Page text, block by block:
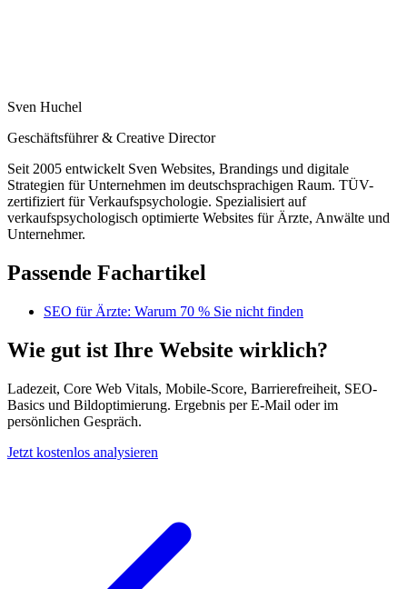
Sven Huchel
Geschäftsführer & Creative Director
Seit 2005 entwickelt Sven Websites, Brandings und digitale
Strategien für Unternehmen im deutschsprachigen Raum. TÜV-
zertifiziert für Verkaufspsychologie. Spezialisiert auf
verkaufspsychologisch optimierte Websites für Ärzte, Anwälte und
Unternehmer.
Passende Fachartikel
SEO für Ärzte: Warum 70 % Sie nicht finden
Wie gut ist Ihre Website wirklich?
Ladezeit, Core Web Vitals, Mobile-Score, Barrierefreiheit, SEO-
Basics und Bildoptimierung. Ergebnis per E-Mail oder im
persönlichen Gespräch.
Jetzt kostenlos analysieren